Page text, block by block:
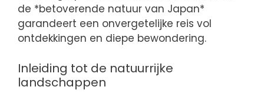
de *betoverende natuur van Japan*
garandeert een onvergetelijke reis vol
ontdekkingen en diepe bewondering.
Inleiding tot de natuurrijke
landschappen